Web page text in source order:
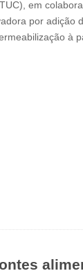
em
por adição
à